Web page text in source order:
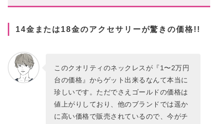
14金または18金のアクセサリーが驚きの価格!!
このクオリティのネックレスが『1〜2万円
台の価格』からゲット出来るなんて本当に
珍しいです。ただでさえゴールドの価格は
値上がりしており、他のブランドでは遥か
に高い価格で販売されているので、今がチ